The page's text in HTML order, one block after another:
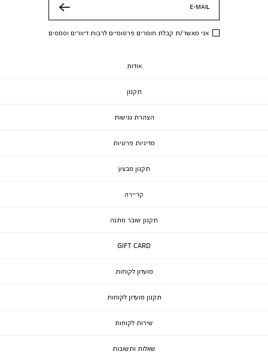
E-MAIL
אני מאשר/ת קבלת חומרים פרסומיים לרבות דיוורים וסמסים
אודות
תקנון
הצהרת נגישות
מדיניות פרטיות
תקנון מבצע
קריירה
תקנון שובר מתנה
GIFT CARD
מועדון לקוחות
תקנון מועדון לקוחות
שירות לקוחות
שאלות ותשובות